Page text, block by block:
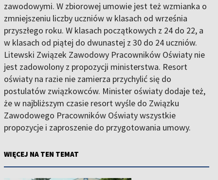
zawodowymi. W zbiorowej umowie jest też wzmianka o
zmniejszeniu liczby uczniów w klasach od września
przyszłego roku. W klasach początkowych z 24 do 22, a
w klasach od piątej do dwunastej z 30 do 24 uczniów.
Litewski Związek Zawodowy Pracowników Oświaty nie
jest zadowolony z propozycji ministerstwa. Resort
oświaty na razie nie zamierza przychylić się do
postulatów związkowców. Minister oświaty dodaje też,
że w najbliższym czasie resort wyśle do Związku
Zawodowego Pracowników Oświaty wszystkie
propozycje i zaproszenie do przygotowania umowy.
WIĘCEJ NA TEN TEMAT